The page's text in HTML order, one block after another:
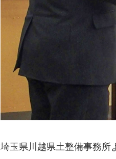
埼玉県川越県土整備事務所